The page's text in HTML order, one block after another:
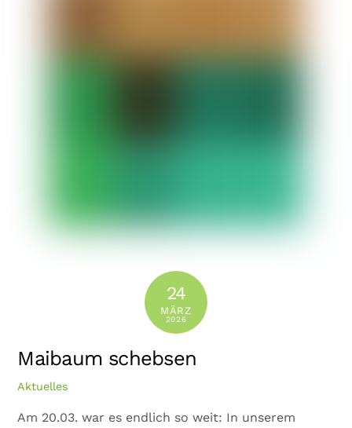
24
MÄRZ
2026
Maibaum schebsen
Aktuelles
Am 20.03. war es endlich so weit: In unserem